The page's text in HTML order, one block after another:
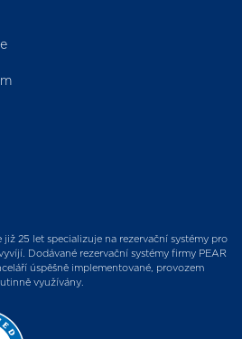
již 25 let specializuje na rezervační systémy pro
Dodávané rezervační systémy firmy PEAR
úspěšně implementované, provozem
využívány.